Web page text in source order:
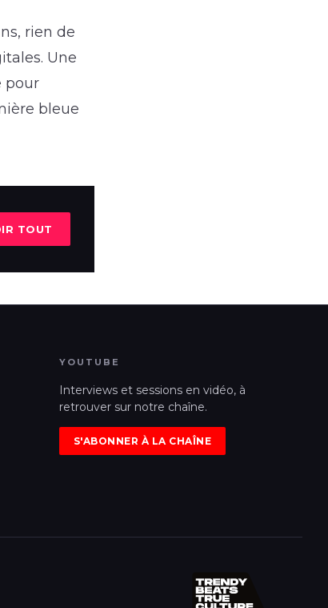
rien de
Une
pour
bleue
TOUT
YOUTUBE
Interviews et sessions en vidéo, à
retrouver sur notre chaîne.
S'ABONNER À LA CHAÎNE